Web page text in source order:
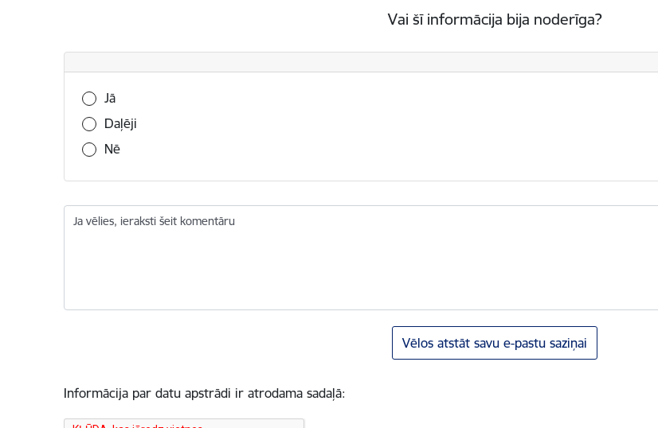
Vai šī informācija bija noderīga?
Vai šī informācija bija noderīga?
Jā
Daļēji
Nē
Ja vēlies, ieraksti šeit komentāru
Vēlos atstāt savu e-pastu saziņai
Informācija par datu apstrādi ir atrodama sadaļā: